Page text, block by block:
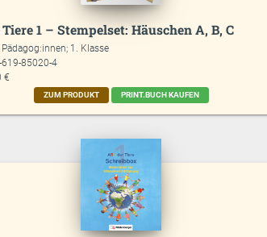
1 – Stempelset: Häuschen A, B, C
Pädagog:innen; 1. Klasse
619-85020-4
€
ZUM PRODUKT PRINT.BUCH KAUFEN